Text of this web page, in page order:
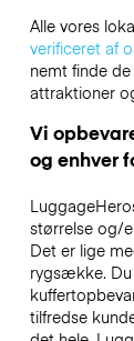
Alle vores
verificeret af
nemt finde
attraktioner
Vi
og enhver
størrelse og/
Det er lige
rygsække.
tilfredse